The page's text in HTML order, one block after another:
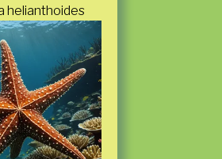
helianthoides